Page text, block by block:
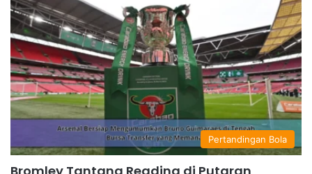
Pertandingan Bola